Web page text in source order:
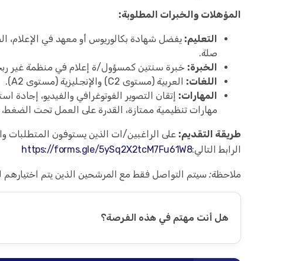
المؤهلات والخبرات المطلوبة:
التعليم: يفضل شهادة بكالوريوس أو معهد في الإعلام،
صلة.
الخبرة: خبرة سنتين كمسؤول/ة إعلام في منظمة غير ربحية كحد أدنى، أو 3
اللغات: العربية (مستوى C2) والإنجليزية (مستوى A2).
المهارات:
مهارات تنظيمية ممتازة، القدرة على العمل تحت الضغط،
طريقة التقديم: على الراغبين/ات الذين يستوفون المتطلبات
الرابط التالي:https://forms.gle/5ySq2X2tcM7Fu61W8
ملاحظة: سيتم التواصل فقط مع المرشحين الذين يتم اختيارهم
هل أنت مهتم في هذه الفرصة؟